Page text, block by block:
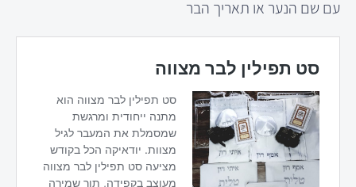
עם שם הנער או תאריך הבר